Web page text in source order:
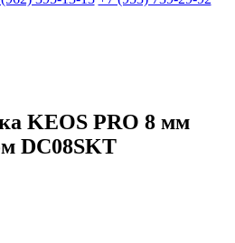
KEOS PRO 8 мм
DC08SKT